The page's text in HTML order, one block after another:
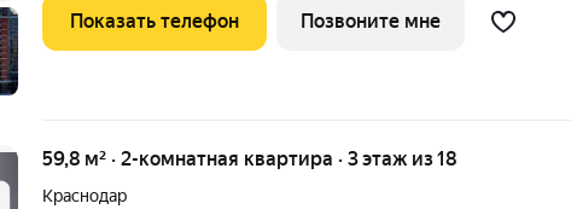
Показать телефон Позвоните мне
59,8 м² · 2-комнатная квартира · 3 этаж из 18
Краснодар